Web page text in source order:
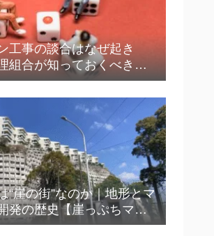
工事の談合はなぜ起き
組合が知っておくべき実
“崖の街”なのか｜地形とマ
発の歴史【崖っぷちマン